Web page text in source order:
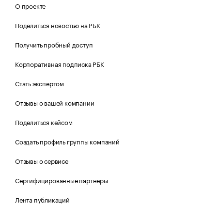
О проекте
Поделиться новостью на РБК
Получить пробный доступ
Корпоративная подписка РБК
Стать экспертом
Отзывы о вашей компании
Поделиться кейсом
Создать профиль группы компаний
Отзывы о сервисе
Сертифицированные партнеры
Лента публикаций